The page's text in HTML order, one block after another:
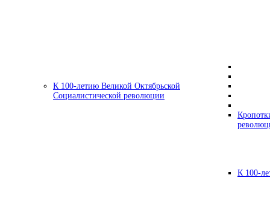
К 100-летию Великой Октябрьской
Социалистической революции
К 100-